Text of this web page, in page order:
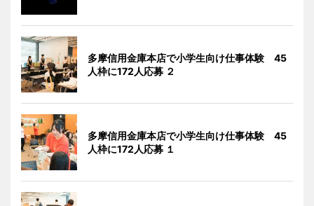
多摩信用金庫本店で小学生向け仕事体験 45
人枠に172人応募 ２
多摩信用金庫本店で小学生向け仕事体験 45
人枠に172人応募 １